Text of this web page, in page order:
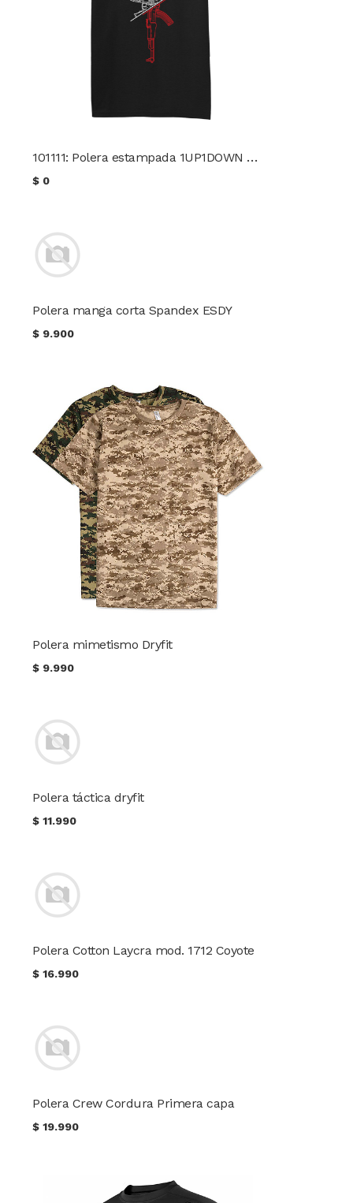
101111: Polera estampada 1UP1DOWN Condor
$ 0
Polera manga corta Spandex ESDY
$ 9.900
Polera mimetismo Dryfit
$ 9.990
Polera táctica dryfit
$11.990
Polera Cotton Laycra mod. 1712 Coyote
$16.990
Polera Crew Cordura Primera capa
$19.990